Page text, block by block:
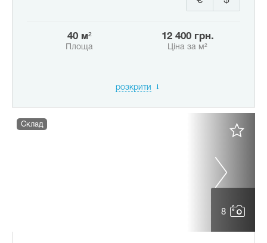
40 м²
Площа
12 400 грн.
Ціна за м²
розкрити
8
Склад